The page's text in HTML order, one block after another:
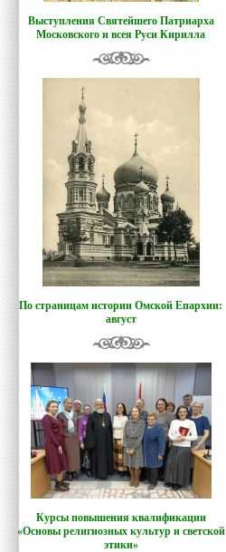
Выступления Святейшего Патриарха
Московского и всея Руси Кирилла
По страницам истории Омской Епархии:
август
Курсы повышения квалификации
«Основы религиозных культур и светской
этики»